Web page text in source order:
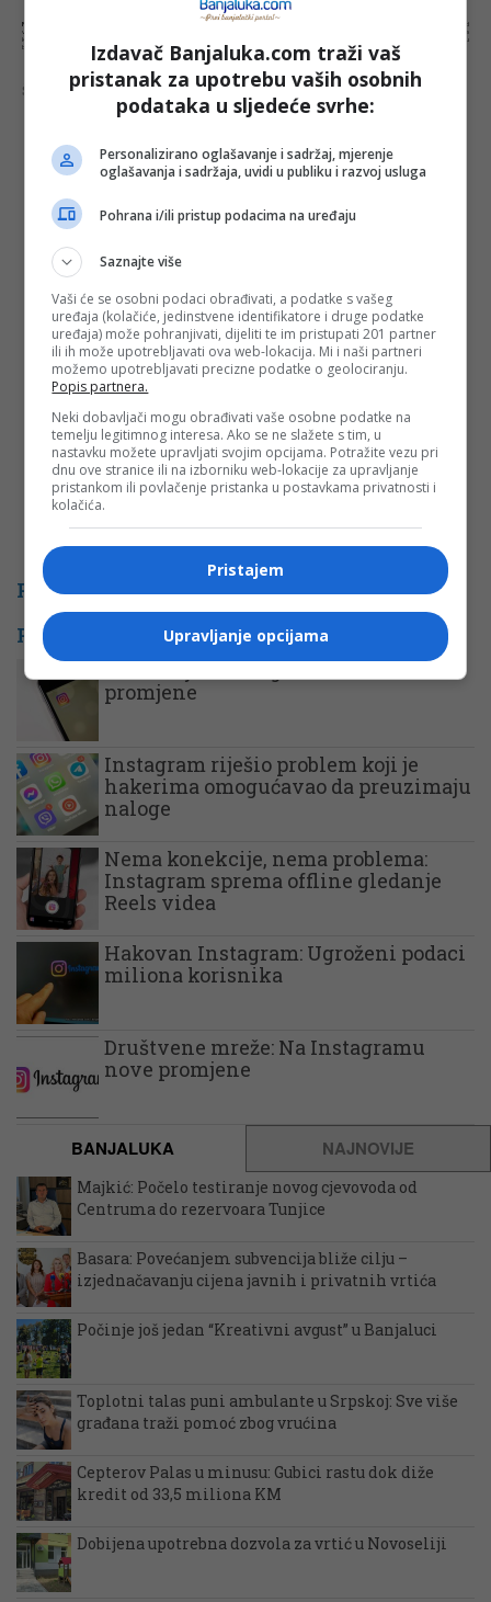
NAPOMENA:
Komentari odražavaju stavove njihovih autora, a ne nužno i stavove internet portala Banjaluka.com. Molimo korisnike da se suzdrže od
vrijeđanja, psovanja i vulgarnog izražavanja. Portal Banjaluka.com zadržava pravo da obriše komentar bez najave i objašnjenja. Zbog velikog broja
komentara Banjaluka.com nije dužan obrisati sve komentare koji krše pravila. Kao čitalac takođe prihvatate mogućnost da među komentarima mogu
biti pronađeni sadržaji koji mogu biti u suprotnosti sa vašim vjerskim, moralnim i drugim načelima i uvjerenjima.
Šta mislite o ovoj temi?
obavezna!
Ime*
Email*
Komentar
PROMO
POVEZANE VIJESTI
Prvi čovjek Instagrama otkrio velike
promjene
Instagram riješio problem koji je
hakerima omogućavao da preuzimaju
naloge
Nema konekcije, nema problema:
Instagram sprema offline gledanje
Reels videa
Hakovan Instagram: Ugroženi podaci
miliona korisnika
Društvene mreže: Na Instagramu
nove promjene
BANJALUKA NAJNOVIJE
Majkić: Počelo testiranje novog cjevovoda od
Centruma do rezervoara Tunjice
Basara: Povećanjem subvencija bliže cilju –
izjednačavanju cijena javnih i privatnih vrtića
Počinje još jedan “Kreativni avgust” u Banjaluci
Toplotni talas puni ambulante u Srpskoj: Sve više
građana traži pomoć zbog vrućina
Cepterov Palas u minusu: Gubici rastu dok diže
kredit od 33,5 miliona KM
Dobijena upotrebna dozvola za vrtić u Novoseliji
Izdavač Banjaluka.com traži vaš
pristanak za upotrebu vaših osobnih
podataka u sljedeće svrhe:
Personalizirano oglašavanje i sadržaj, mjerenje
oglašavanja i sadržaja, uvidi u publiku i razvoj usluga
Pohrana i/ili pristup podacima na uređaju
Saznajte više
Vaši će se osobni podaci obrađivati, a podatke s vašeg
uređaja (kolačiće, jedinstvene identifikatore i druge podatke
uređaja) može pohranjivati, dijeliti te im pristupati 201 partner
ili ih može upotrebljavati ova web-lokacija. Mi i naši partneri
možemo upotrebljavati precizne podatke o geolociranju.
Popis partnera.
Neki dobavljači mogu obrađivati vaše osobne podatke na
temelju legitimnog interesa. Ako se ne slažete s tim, u
nastavku možete upravljati svojim opcijama. Potražite vezu pri
dnu ove stranice ili na izborniku web-lokacije za upravljanje
pristankom ili povlačenje pristanka u postavkama privatnosti i
kolačića.
Pristajem
Upravljanje opcijama